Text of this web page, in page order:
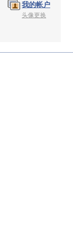
我的帐户
头像更换